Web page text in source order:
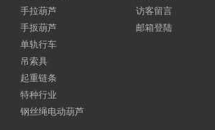
手拉葫芦
手扳葫芦
单轨行车
吊索具
起重链条
特种行业
钢丝绳电动葫芦
访客留言
邮箱登陆